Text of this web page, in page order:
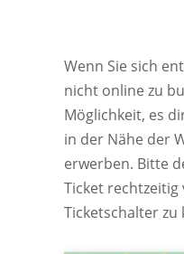
Wenn Sie sich
nicht online zu
Möglichkeit, es
in der Nähe der
erwerben. Bitte
Ticket
Ticketschalter zu